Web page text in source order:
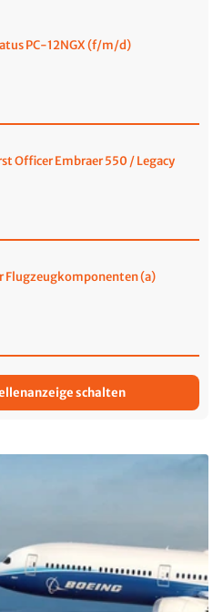
PC-12NGX (f/m/d)
Officer Embraer 550 / Legacy
Flugzeugkomponenten (a)
schalten